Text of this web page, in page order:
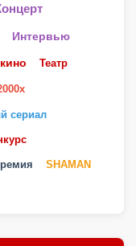
Интервью
Театр
сериал
SHAMAN